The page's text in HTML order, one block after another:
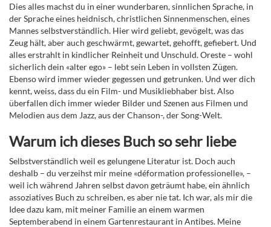
Dies alles machst du in einer wunderbaren, sinnlichen Sprache, in
der Sprache eines heidnisch, christlichen Sinnenmenschen, eines
Mannes selbstverständlich. Hier wird geliebt, gevögelt, was das
Zeug hält, aber auch geschwärmt, gewartet, gehofft, gefiebert. Und
alles erstrahlt in kindlicher Reinheit und Unschuld. Oreste – wohl
sicherlich dein «alter ego» – lebt sein Leben in vollsten Zügen.
Ebenso wird immer wieder gegessen und getrunken. Und wer dich
kennt, weiss, dass du ein Film- und Musikliebhaber bist. Also
überfallen dich immer wieder Bilder und Szenen aus Filmen und
Melodien aus dem Jazz, aus der Chanson-, der Song-Welt.
Warum ich dieses Buch so sehr liebe
Selbstverständlich weil es gelungene Literatur ist. Doch auch
deshalb – du verzeihst mir meine «déformation professionelle», –
weil ich während Jahren selbst davon geträumt habe, ein ähnlich
assoziatives Buch zu schreiben, es aber nie tat. Ich war, als mir die
Idee dazu kam, mit meiner Familie an einem warmen
Septemberabend in einem Gartenrestaurant in Antibes. Meine